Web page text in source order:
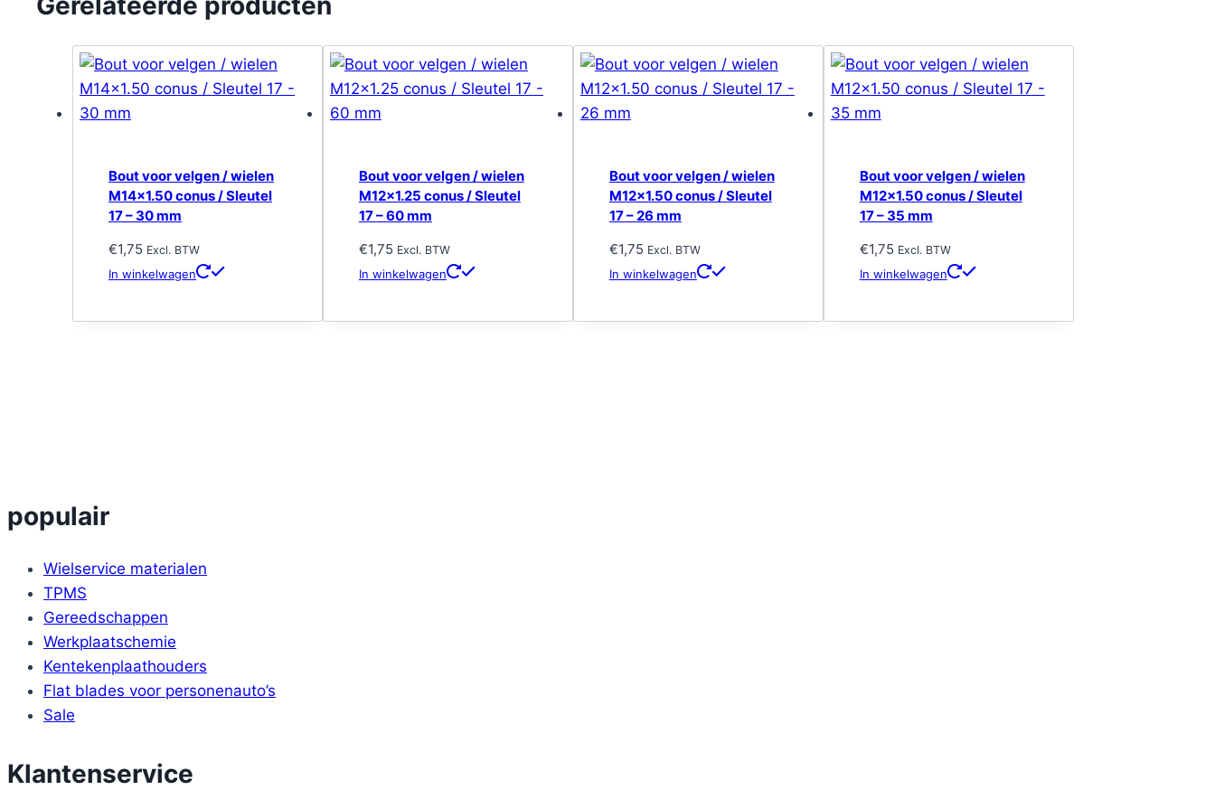
Bout voor velgen / wielen
M14x1.50 conus / Sleutel
17 – 30 mm
€1,75 Excl. BTW
In winkelwagen
Bout voor velgen / wielen
M12x1.25 conus / Sleutel
17 – 60 mm
€1,75 Excl. BTW
In winkelwagen
Bout voor velgen / wielen
M12x1.50 conus / Sleutel
17 – 26 mm
€1,75 Excl. BTW
In winkelwagen
Bout voor velgen / wielen
M12x1.50 conus / Sleutel
17 – 35 mm
€1,75 Excl. BTW
In winkelwagen
populair
Wielservice materialen
TPMS
Gereedschappen
Werkplaatschemie
Kentekenplaathouders
Flat blades voor personenauto’s
Sale
Klantenservice